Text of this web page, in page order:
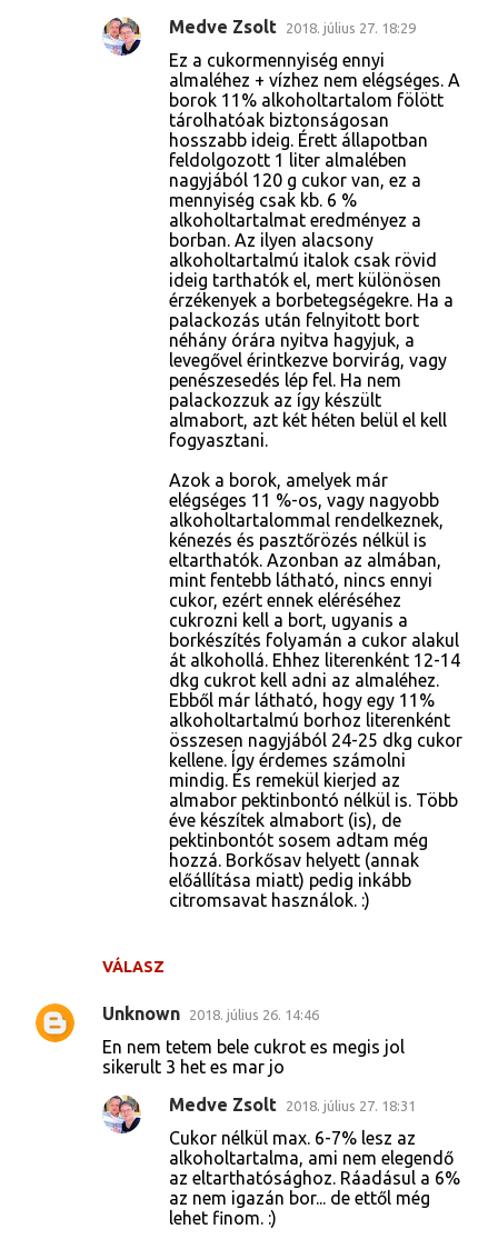
VÁLASZ
Medve Zsolt 2018. július 27. 18:29
Ez a cukormennyiség ennyi
almaléhez + vízhez nem elégséges. A
borok 11% alkoholtartalom fölött
tárolhatóak biztonságosan
hosszabb ideig. Érett állapotban
feldolgozott 1 liter almalében
nagyjából 120 g cukor van, ez a
mennyiség csak kb. 6 %
alkoholtartalmat eredményez a
borban. Az ilyen alacsony
alkoholtartalmú italok csak rövid
ideig tarthatók el, mert különösen
érzékenyek a borbetegségekre. Ha a
palackozás után felnyitott bort
néhány órára nyitva hagyjuk, a
levegővel érintkezve borvirág, vagy
penészesedés lép fel. Ha nem
palackozzuk az így készült
almabort, azt két héten belül el kell
fogyasztani.
Azok a borok, amelyek már
elégséges 11 %-os, vagy nagyobb
alkoholtartalommal rendelkeznek,
kénezés és pasztőrözés nélkül is
eltarthatók. Azonban az almában,
mint fentebb látható, nincs ennyi
cukor, ezért ennek eléréséhez
cukrozni kell a bort, ugyanis a
borkészítés folyamán a cukor alakul
át alkohollá. Ehhez literenként 12-14
dkg cukrot kell adni az almaléhez.
Ebből már látható, hogy egy 11%
alkoholtartalmú borhoz literenként
összesen nagyjából 24-25 dkg cukor
kellene. Így érdemes számolni
mindig. És remekül kierjed az
almabor pektinbontó nélkül is. Több
éve készítek almabort (is), de
pektinbontót sosem adtam még
hozzá. Borkősav helyett (annak
előállítása miatt) pedig inkább
citromsavat használok. :)
Unknown 2018. július 26. 14:46
En nem tetem bele cukrot es megis jol
sikerult 3 het es mar jo
Medve Zsolt 2018. július 27. 18:31
Cukor nélkül max. 6-7% lesz az
alkoholtartalma, ami nem elegendő
az eltarthatósághoz. Ráadásul a 6%
az nem igazán bor... de ettől még
lehet finom. :)